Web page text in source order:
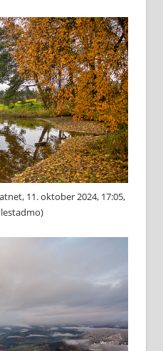
11. oktober 2024, 17:05,